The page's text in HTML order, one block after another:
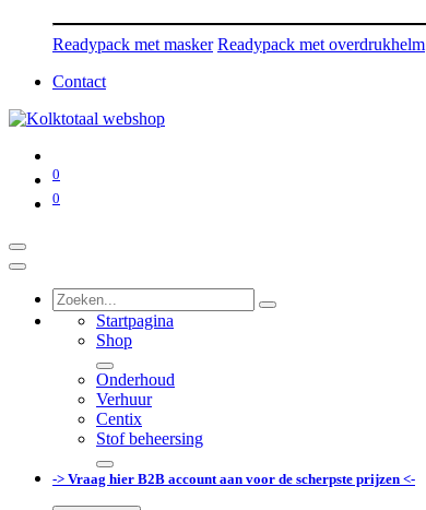
Readypack met masker Readypack met overdrukhelm
Contact
0
0
Startpagina
Shop
Onderhoud
Verhuur
Centix
Stof beheersing
-> Vraag hier B2B account aan voor de scherpste prijzen <-